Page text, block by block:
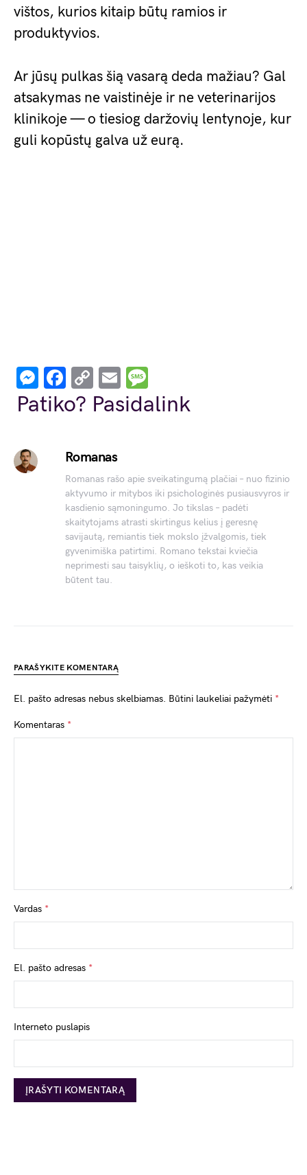
vištos, kurios kitaip būtų ramios ir
produktyvios.
Ar jūsų pulkas šią vasarą deda mažiau? Gal
atsakymas ne vaistinėje ir ne veterinarijos
klinikoje — o tiesiog daržovių lentynoje, kur
guli kopūstų galva už eurą.
Messenger
Facebook
Copy
Link
Email
Patiko? Pasidalink
Romanas
Romanas rašo apie sveikatingumą plačiai – nuo fizinio
aktyvumo ir mitybos iki psichologinės pusiausvyros ir
kasdienio sąmoningumo. Jo tikslas – padėti
skaitytojams atrasti skirtingus kelius į geresnę
savijautą, remiantis tiek mokslo įžvalgomis, tiek
gyvenimiška patirtimi. Romano tekstai kviečia
neprimesti sau taisyklių, o ieškoti to, kas veikia
būtent tau.
PARAŠYKITE KOMENTARĄ
El. pašto adresas nebus skelbiamas. Būtini laukeliai pažymėti *
Komentaras *
Vardas *
El. pašto adresas *
Interneto puslapis